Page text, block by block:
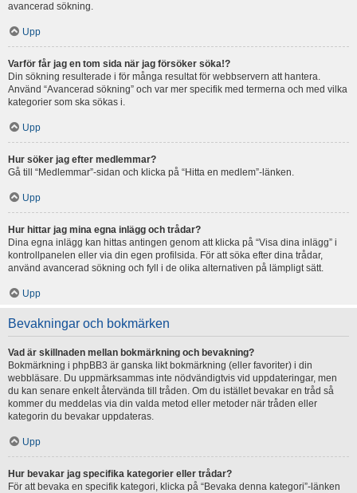
avancerad sökning.
Upp
Varför får jag en tom sida när jag försöker söka!?
Din sökning resulterade i för många resultat för webbservern att hantera.
Använd “Avancerad sökning” och var mer specifik med termerna och med vilka
kategorier som ska sökas i.
Upp
Hur söker jag efter medlemmar?
Gå till “Medlemmar”-sidan och klicka på “Hitta en medlem”-länken.
Upp
Hur hittar jag mina egna inlägg och trådar?
Dina egna inlägg kan hittas antingen genom att klicka på “Visa dina inlägg” i
kontrollpanelen eller via din egen profilsida. För att söka efter dina trådar,
använd avancerad sökning och fyll i de olika alternativen på lämpligt sätt.
Upp
Bevakningar och bokmärken
Vad är skillnaden mellan bokmärkning och bevakning?
Bokmärkning i phpBB3 är ganska likt bokmärkning (eller favoriter) i din
webbläsare. Du uppmärksammas inte nödvändigtvis vid uppdateringar, men
du kan senare enkelt återvända till tråden. Om du istället bevakar en tråd så
kommer du meddelas via din valda metod eller metoder när tråden eller
kategorin du bevakar uppdateras.
Upp
Hur bevakar jag specifika kategorier eller trådar?
För att bevaka en specifik kategori, klicka på “Bevaka denna kategori”-länken